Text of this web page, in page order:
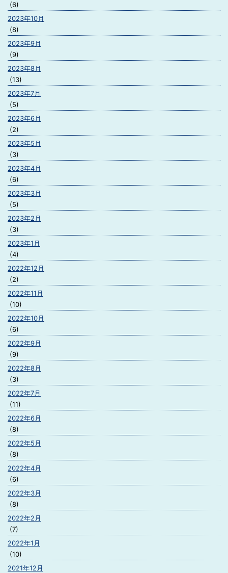
(6)
2023年10月
(8)
2023年9月
(9)
2023年8月
(13)
2023年7月
(5)
2023年6月
(2)
2023年5月
(3)
2023年4月
(6)
2023年3月
(5)
2023年2月
(3)
2023年1月
(4)
2022年12月
(2)
2022年11月
(10)
2022年10月
(6)
2022年9月
(9)
2022年8月
(3)
2022年7月
(11)
2022年6月
(8)
2022年5月
(8)
2022年4月
(6)
2022年3月
(8)
2022年2月
(7)
2022年1月
(10)
2021年12月